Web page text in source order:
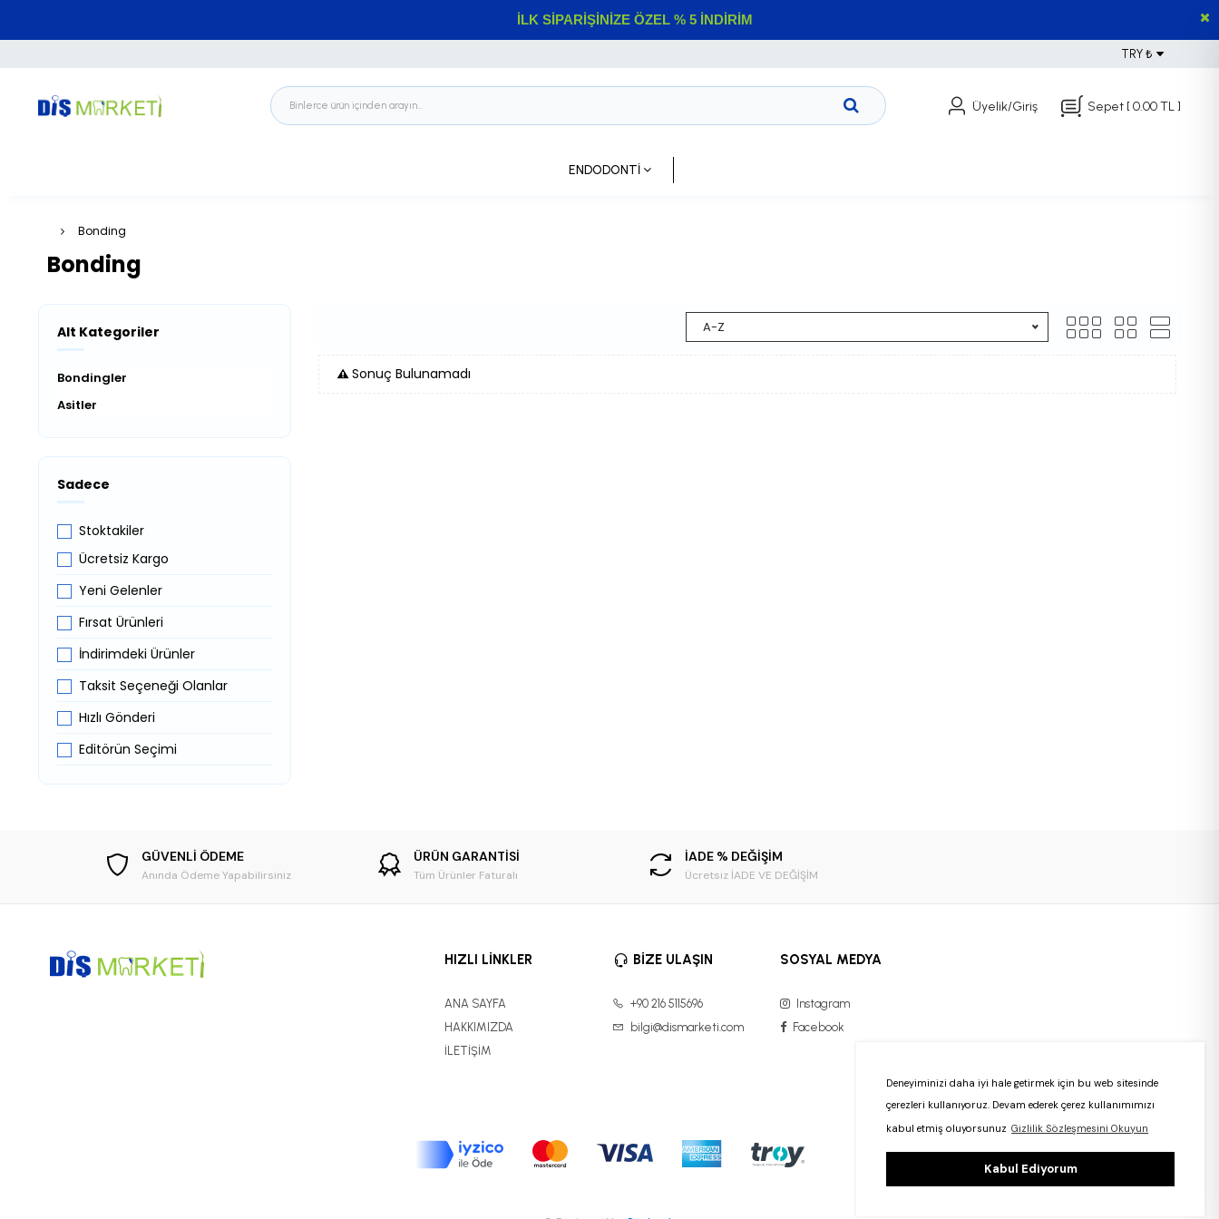
Deneyiminizi daha iyi hale getirmek için bu web sitesinde
çerezleri kullanıyoruz. Devam ederek çerez kullanımımızı
kabul etmiş oluyorsunuz Gizlilik Sözleşmesini Okuyun
Kabul Ediyorum
İLK SİPARİŞİNİZE ÖZEL % 5 İNDİRİM
TRY ₺
Üyelik/Giriş Sepet [ 0.00 TL ]
ENDODONTİ
Bonding
Bonding
Alt Kategoriler
Bondingler
Asitler
Sadece
Stoktakiler
Ücretsiz Kargo
Yeni Gelenler
Fırsat Ürünleri
İndirimdeki Ürünler
Taksit Seçeneği Olanlar
Hızlı Gönderi
Editörün Seçimi
A-Z
Sonuç Bulunamadı
GÜVENLİ ÖDEME
Anında Ödeme Yapabilirsiniz
ÜRÜN GARANTİSİ
Tüm Ürünler Faturalı
İADE % DEĞİŞİM
Ücretsiz İADE VE DEĞİŞİM
HIZLI LİNKLER
ANA SAYFA
HAKKIMIZDA
İLETİŞİM
BİZE ULAŞIN
+90 216 5115696
bilgi@dismarketi.com
SOSYAL MEDYA
Instagram
Facebook